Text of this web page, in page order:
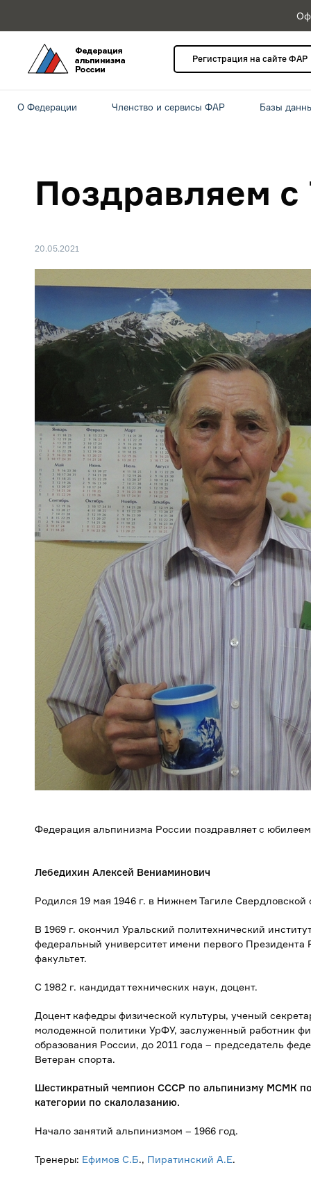
Регистрация на сайте ФАР
О Федерации Членство и сервисы ФАР Базы
Поздравляем с
20.05.2021
Федерация альпинизма России поздравляет с
Лебедихин Алексей Вениаминович
Родился 19 мая 1946 г. в Нижнем Тагиле Свердловской
В 1969 г. окончил Уральский политехнический
федеральный университет имени первого
факультет.
С 1982 г. кандидат технических наук, доцент.
Доцент кафедры физической культуры, ученый
молодежной политики УрФУ, заслуженный работник
образования России, до 2011 года – председатель
Ветеран спорта.
Шестикратный чемпион СССР по альпинизму МСМК
категории по скалолазанию.
Начало занятий альпинизмом – 1966 год.
Тренеры: Ефимов С.Б., Пиратинский А.Е.